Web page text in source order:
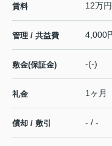
賃料 12万円
管理 / 共益費 4,000
敷金(保証金) -(-)
礼金 1ヶ月
償却 / 敷引 - / -